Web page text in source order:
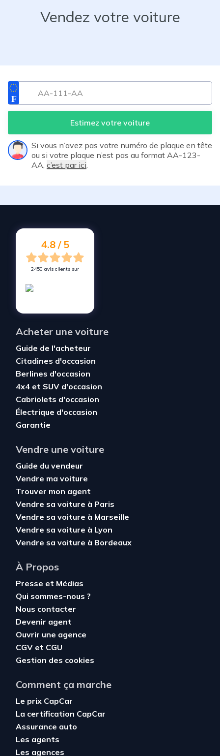
Vendez votre voiture
Estimez votre voiture
Si vous n’avez pas votre numéro de plaque en tête
ou si votre plaque n’est pas au format AA-123-
AA, c’est par ici.
4.8 / 5
2450 avis clients sur
Acheter une voiture
Guide de l'acheteur
Citadines d'occasion
Berlines d'occasion
4x4 et SUV d'occasion
Cabriolets d'occasion
Électrique d'occasion
Garantie
Vendre une voiture
Guide du vendeur
Vendre ma voiture
Trouver mon agent
Vendre sa voiture à Paris
Vendre sa voiture à Marseille
Vendre sa voiture à Lyon
Vendre sa voiture à Bordeaux
À Propos
Presse et Médias
Qui sommes-nous ?
Nous contacter
Devenir agent
Ouvrir une agence
CGV et CGU
Gestion des cookies
Comment ça marche
Le prix CapCar
La certification CapCar
Assurance auto
Les agents
Les agences